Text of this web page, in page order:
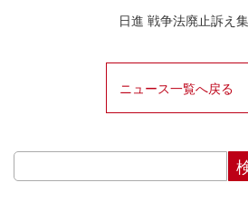
日進 戦争法廃止訴え
ニュース一覧へ戻る